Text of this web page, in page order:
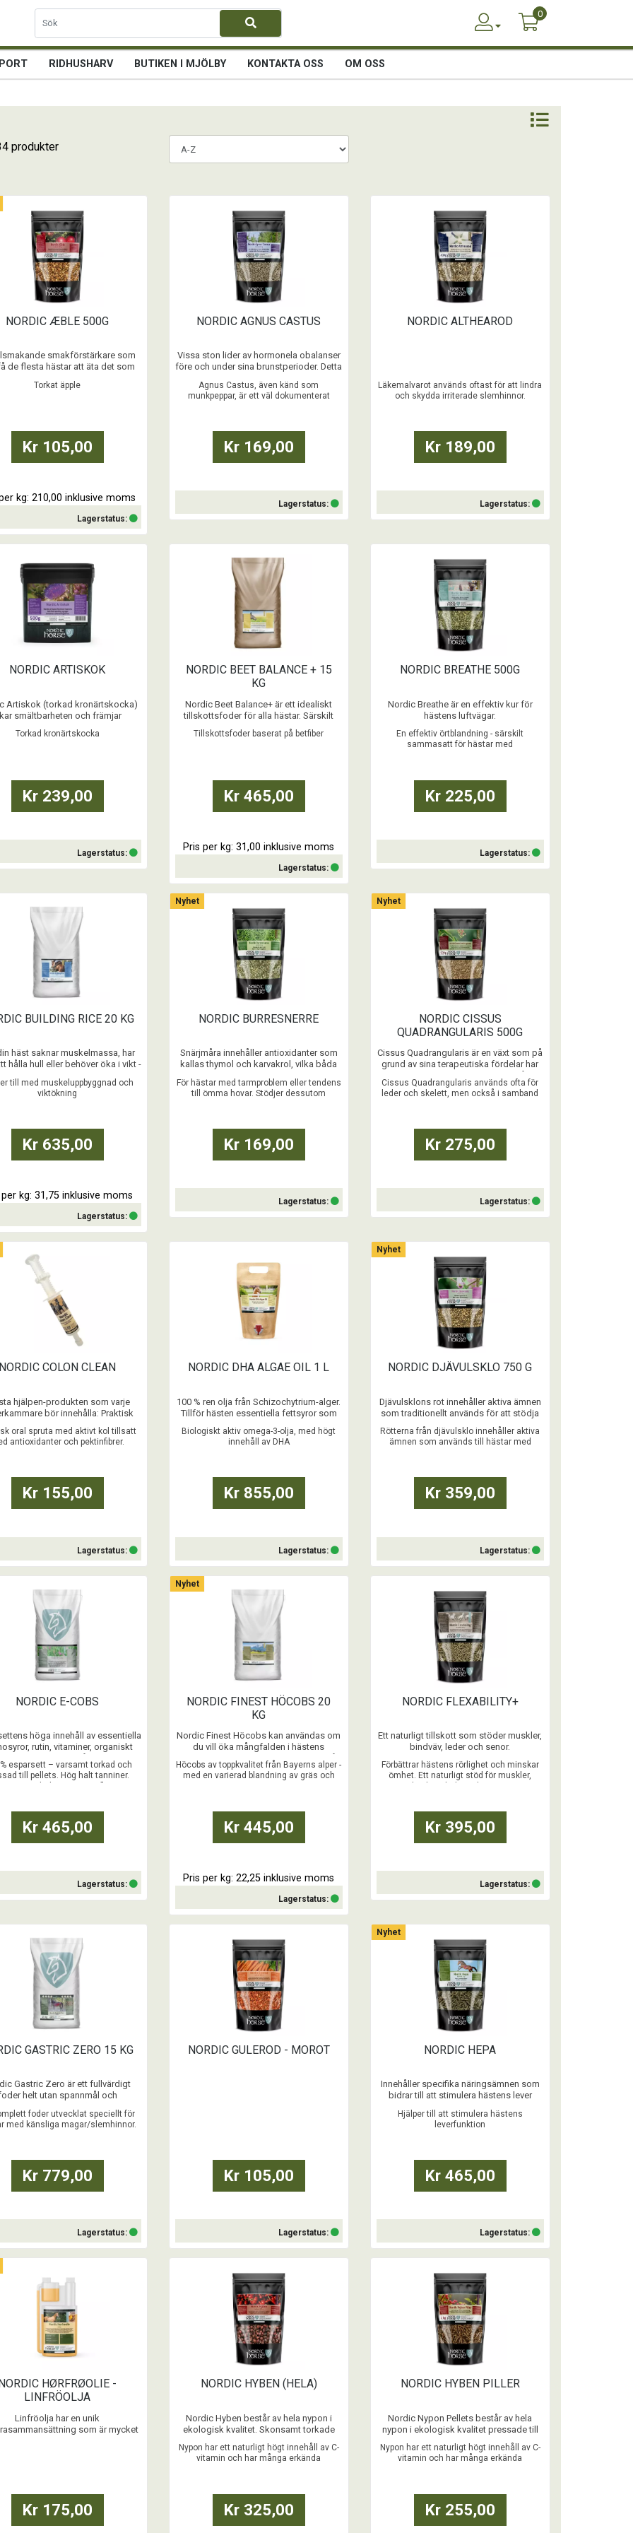
0
RIDHUSHARV BUTIKEN I MJÖLBY KONTAKTA OSS OM OSS
produkter
NORDIC ÆBLE 500G
smakförstärkare som
de flesta hästar att äta det som
Torkat äpple
Kr 105,00
kg: 210,00 inklusive moms
Lagerstatus:
NORDIC AGNUS CASTUS
Vissa ston lider av hormonela obalanser
före och under sina brunstperioder. Detta
obehag hos stoet, samt försvåra ridning
under denna period.
Agnus Castus, även känd som
munkpeppar, är ett väl dokumenterat
Kr 169,00
Lagerstatus:
Köp
NORDIC ALTHEAROD
Läkemalvarot används oftast för att lindra
och skydda irriterade slemhinnor.
Kr 189,00
Lagerstatus:
Köp
NORDIC ARTISKOK
Artiskok (torkad kronärtskocka)
smältbarheten och främjar
Torkad kronärtskocka
Kr 239,00
Lagerstatus:
Köp
NORDIC BEET BALANCE + 15
KG
Nordic Beet Balance+ är ett idealiskt
tillskottsfoder för alla hästar. Särskilt
lämpligt för hästar med känslig
matsmältning eller för dem som behöver
...
Tillskottsfoder baserat på betfiber
Kr 465,00
Pris per kg: 31,00 inklusive moms
Lagerstatus:
Köp
NORDIC BREATHE 500G
Nordic Breathe är en effektiv kur för
hästens luftvägar.
...
En effektiv örtblandning - särskilt
sammasatt för hästar med
Kr 225,00
Lagerstatus:
Köp
BUILDING RICE 20 KG
häst saknar muskelmassa, har
hålla hull eller behöver öka i vikt -
snabbt fungerande tillskott.
består av 100% stabiliserat
...
till med muskeluppbyggnad och
viktökning
Kr 635,00
per kg: 31,75 inklusive moms
Lagerstatus:
Nyhet
NORDIC BURRESNERRE
Snärjmåra innehåller antioxidanter som
kallas thymol och karvakrol, vilka båda
...
För hästar med tarmproblem eller tendens
till ömma hovar. Stödjer dessutom
Kr 169,00
Lagerstatus:
Köp
Nyhet
NORDIC CISSUS
QUADRANGULARIS 500G
Cissus Quadrangularis är en växt som på
grund av sina terapeutiska fördelar har
...
Cissus Quadrangularis används ofta för
leder och skelett, men också i samband
Kr 275,00
Lagerstatus:
Köp
NORDIC COLON CLEAN
hjälpen-produkten som varje
bör innehålla: Praktisk
och pektinfibrer
oral spruta med aktivt kol tillsatt
antioxidanter och pektinfibrer.
Kr 155,00
Lagerstatus:
Köp
NORDIC DHA ALGAE OIL 1 L
100 % ren olja från Schizochytrium-alger.
Tillför hästen essentiella fettsyror som
Biologiskt aktiv omega-3-olja, med högt
innehåll av DHA
Kr 855,00
Lagerstatus:
Köp
Nyhet
NORDIC DJÄVULSKLO 750 G
Djävulsklons rot innehåller aktiva ämnen
som traditionellt används för att stödja
hästar med problem i lederna.
...
Rötterna från djävulsklo innehåller aktiva
ämnen som används till hästar med
Kr 359,00
Lagerstatus:
Köp
NORDIC E-COBS
höga innehåll av essentiella
rutin, vitaminer, organiskt
E-Cobs till ett mycket värdefullt
tillskott i krubban.
esparsett – varsamt torkad och
till pellets. Hög halt tanniner.
Kr 465,00
Lagerstatus:
Köp
Nyhet
NORDIC FINEST HÖCOBS 20
KG
Nordic Finest Höcobs kan användas om
du vill öka mångfalden i hästens
grovfoderranson. Dessa höcobs består
av skonsamt torkat och hackat
kvalitetshö från de Bayerska alperna -
...
Höcobs av toppkvalitet från Bayerns alper -
med en varierad blandning av gräs och
Kr 445,00
Pris per kg: 22,25 inklusive moms
Lagerstatus:
Köp
NORDIC FLEXABILITY+
Ett naturligt tillskott som stöder muskler,
bindväv, leder och senor.
Förbättrar hästens rörlighet och minskar
ömhet. Ett naturligt stöd för muskler,
Kr 395,00
Lagerstatus:
Köp
GASTRIC ZERO 15 KG
Gastric Zero är ett fullvärdigt
helt utan spannmål och
vitaminer och mineraler.
0,9% stärkelse och 5% socker –
foder utvecklat speciellt för
med känsliga magar/slemhinnor.
Kr 779,00
Lagerstatus:
NORDIC GULEROD - MOROT
Kr 105,00
Lagerstatus:
Köp
Nyhet
NORDIC HEPA
Innehåller specifika näringsämnen som
bidrar till att stimulera hästens lever
...
Hjälper till att stimulera hästens
leverfunktion
Kr 465,00
Lagerstatus:
Köp
NORDIC HØRFRØOLIE -
LINFRÖOLJA
Linfröolja har en unik
som är mycket
Kr 175,00
NORDIC HYBEN (HELA)
Nordic Hyben består av hela nypon i
ekologisk kvalitet. Skonsamt torkade
bearbetade.
...
Nypon har ett naturligt högt innehåll av C-
vitamin och har många erkända
Kr 325,00
NORDIC HYBEN PILLER
Nordic Nypon Pellets består av hela
nypon i ekologisk kvalitet pressade till
torkade och mycket lite bearbetade.
...
Nypon har ett naturligt högt innehåll av C-
vitamin och har många erkända
Kr 255,00